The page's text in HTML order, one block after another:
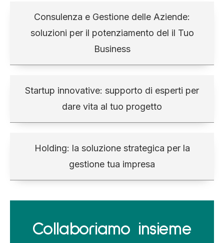
Consulenza e Gestione delle Aziende:
soluzioni per il potenziamento del il Tuo
Business
Startup innovative: supporto di esperti per
dare vita al tuo progetto
Holding: la soluzione strategica per la
gestione tua impresa
Collaboriamo insieme